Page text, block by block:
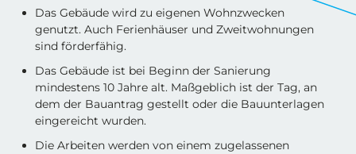
Das Gebäude wird zu eigenen Wohnzwecken
genutzt. Auch Ferienhäuser und Zweitwohnungen
sind förderfähig.
Das Gebäude ist bei Beginn der Sanierung
mindestens 10 Jahre alt. Maßgeblich ist der Tag, an
dem der Bauantrag gestellt oder die Bauunterlagen
eingereicht wurden.
Die Arbeiten werden von einem zugelassenen